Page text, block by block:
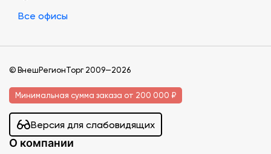
Все офисы
© ВнешРегионТорг 2009—2026
Минимальная сумма заказа от 200 000 ₽
Версия для слабовидящих
О компании